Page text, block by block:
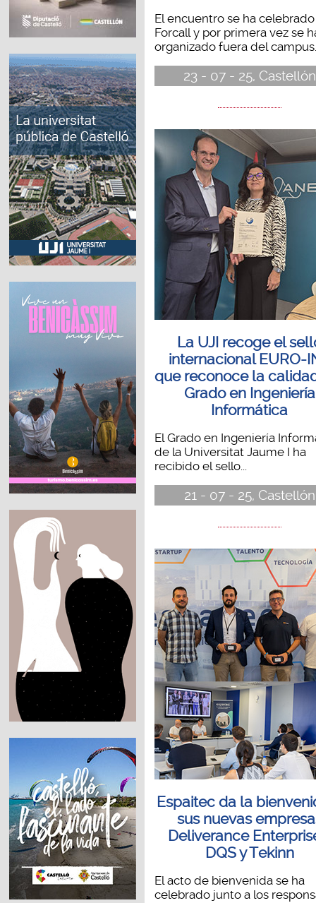
El encuentro se ha
Forcall y por primera vez se
organizado fuera del
23 - 07 - 25, Castellón
La UJI recoge el
internacional EURO-
que reconoce la
Grado en Ingeniería
Informática
El Grado en Ingeniería
de la Universitat Jaume I ha
recibido el sello...
21 - 07 - 25, Castellón
Espaitec da la
sus nuevas
Deliverance
DQS y Tekinn
El acto de bienvenida se ha
celebrado junto a los